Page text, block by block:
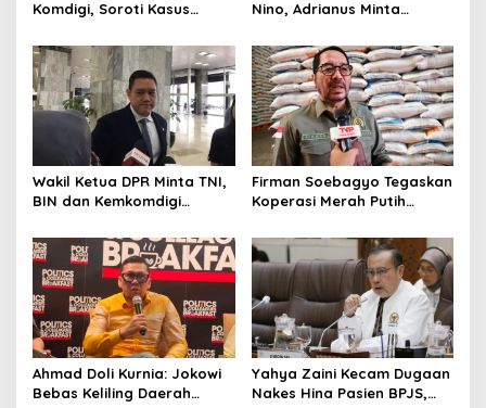
Komdigi, Soroti Kasus
GIIAS Tanpa Izin
Nino, Adrianus Minta
Bergerak Lebih Serius
Wakil Ketua DPR Minta TNI,
BIN dan Kemkomdigi
Tangkal Disinformasi
Firman Soebagyo Tegaskan
Koperasi Merah Putih
Distributor Pupuk
Bersubsidi
Ahmad Doli Kurnia: Jokowi
Bebas Keliling Daerah
Yahya Zaini Kecam Dugaan
Nakes Hina Pasien BPJS,